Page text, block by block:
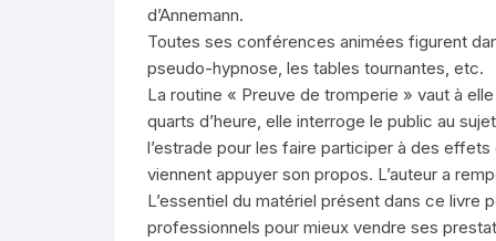
d’Annemann.
Toutes ses conférences animées figurent
pseudo-hypnose, les tables tournantes, etc.
La routine « Preuve de tromperie » vaut à
quarts d’heure, elle interroge le public au
l’estrade pour les faire participer à des
viennent appuyer son propos. L’auteur a
L’essentiel du matériel présent dans ce livre
professionnels pour mieux vendre ses